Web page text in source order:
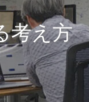
間
考え方